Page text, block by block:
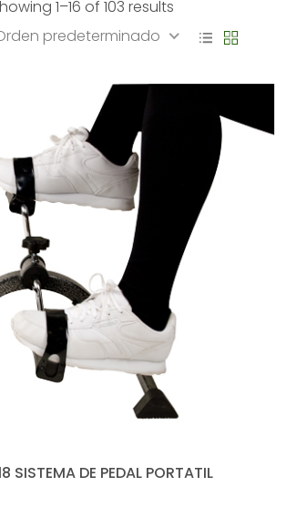
1–16 of 103 results
predeterminado
SISTEMA DE PEDAL PORTATIL